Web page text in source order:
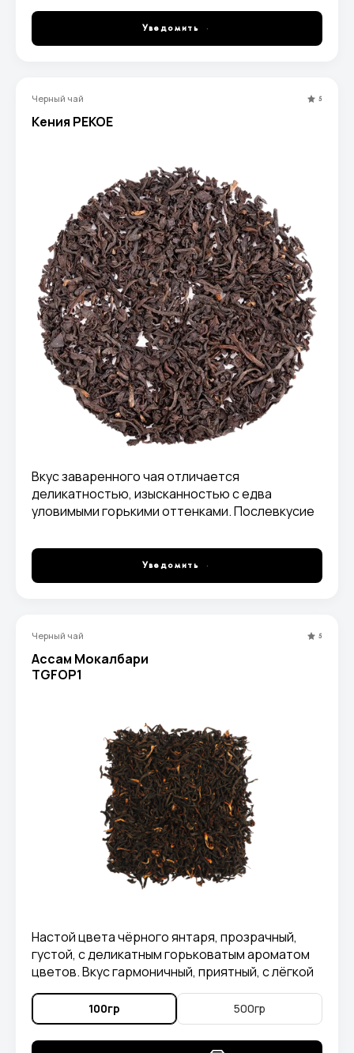
Уведомить
Черный чай 5
Кения PEKOE
Вкус заваренного чая отличается
деликатностью, изысканностью с едва
уловимыми горькими оттенками. Послевкусие
Уведомить
Черный чай 5
Ассам Мокалбари
TGFOP1
Настой цвета чёрного янтаря, прозрачный,
густой, с деликатным горьковатым ароматом
цветов. Вкус гармоничный, приятный, с лёгкой
горчинкой и нежной фруктовой терпкой нотой
в послевкусии.
100гр 500гр